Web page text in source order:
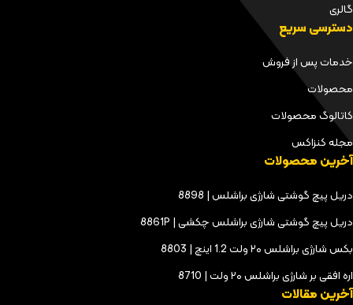
گالری
دسترسی سریع
خدمات پس از فروش
محصولات
کاتالوگ محصولات
مجله کنزاکس
آخرین محصولات
دریل پیچ گوشتی شارژی براشلس | 8898
دریل پیچ گوشتی شارژی براشلس چکشی | 8861P
بکس شارژی براشلس ۲۰ ولت 1.2 اینچ | 8803
اره افقی بر شارژی براشلس ۲۰ ولت | 8710
آخرین مقالات